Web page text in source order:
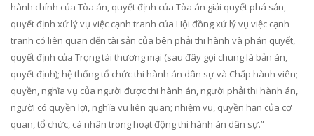
hành chính của Tòa án, quyết định của Tòa án giải quyết phá sản,
quyết định xử lý vụ việc cạnh tranh của Hội đồng xử lý vụ việc cạnh
tranh có liên quan đến tài sản của bên phải thi hành và phán quyết,
quyết định của Trọng tài thương mại (sau đây gọi chung là bản án,
quyết định); hệ thống tổ chức thi hành án dân sự và Chấp hành viên;
quyền, nghĩa vụ của người được thi hành án, người phải thi hành án,
người có quyền lợi, nghĩa vụ liên quan; nhiệm vụ, quyền hạn của cơ
quan, tổ chức, cá nhân trong hoạt động thi hành án dân sự.”